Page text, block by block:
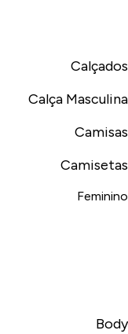
Calçados
Calça Masculina
Camisas
Camisetas
Feminino
Body